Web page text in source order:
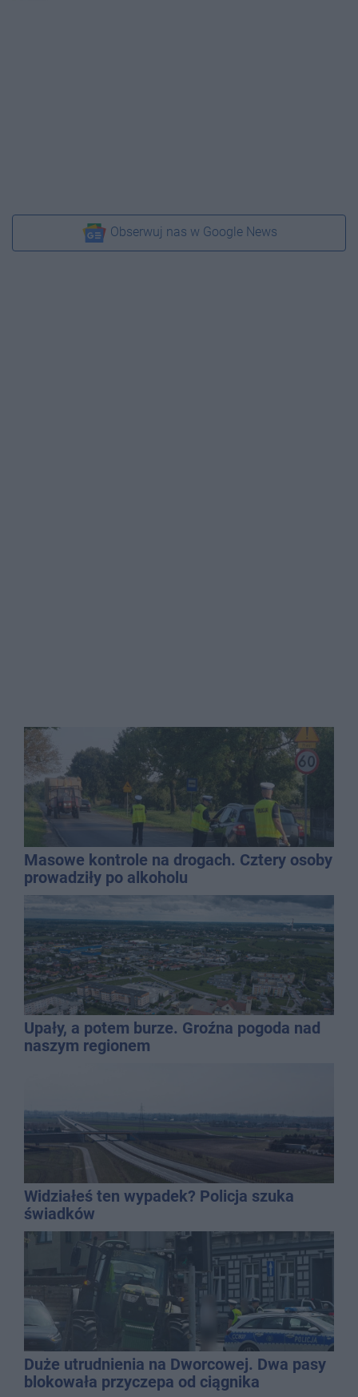
Obserwuj nas w Google News
Masowe kontrole na drogach. Cztery osoby
prowadziły po alkoholu
Upały, a potem burze. Groźna pogoda nad
naszym regionem
Widziałeś ten wypadek? Policja szuka
świadków
Duże utrudnienia na Dworcowej. Dwa pasy
blokowała przyczepa od ciągnika